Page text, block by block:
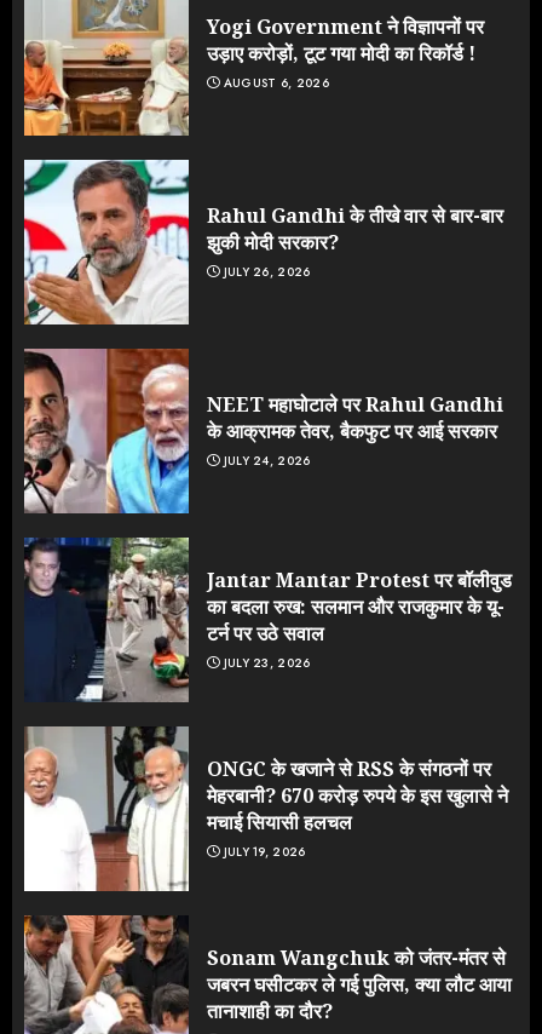
Yogi Government ने विज्ञापनों पर
उड़ाए करोड़ों, टूट गया मोदी का रिकॉर्ड !
AUGUST 6, 2026
Rahul Gandhi के तीखे वार से बार-बार
झुकी मोदी सरकार?
JULY 26, 2026
NEET महाघोटाले पर Rahul Gandhi
के आक्रामक तेवर, बैकफुट पर आई सरकार
JULY 24, 2026
Jantar Mantar Protest पर बॉलीवुड
का बदला रुख: सलमान और राजकुमार के यू-
टर्न पर उठे सवाल
JULY 23, 2026
ONGC के खजाने से RSS के संगठनों पर
मेहरबानी? 670 करोड़ रुपये के इस खुलासे ने
मचाई सियासी हलचल
JULY 19, 2026
Sonam Wangchuk को जंतर-मंतर से
जबरन घसीटकर ले गई पुलिस, क्या लौट आया
तानाशाही का दौर?